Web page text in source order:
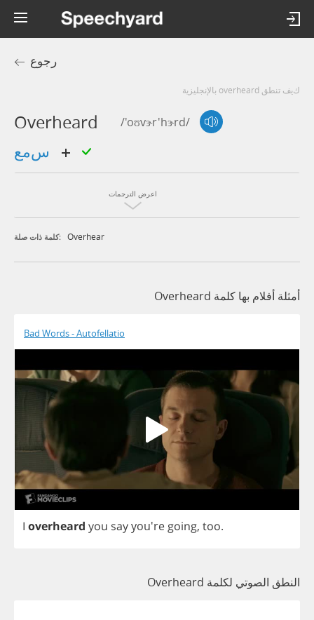
رجوع
كيف تنطق overheard بالإنجليزية
Overheard /'oʊvɝr'hɝrd/
اعرض الترجمات
كلمة ذات صلة: Overhear
أمثلة أفلام بها كلمة Overheard
Bad Words - Autofellatio
I overheard you sayyou're going, too.
النطق الصوتي لكلمة Overheard